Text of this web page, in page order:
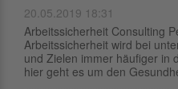
20.05.2019 18:31
Arbeitssicherheit Consulting
Arbeitssicherheit wird bei
und Zielen immer häufiger in
hier geht es um den